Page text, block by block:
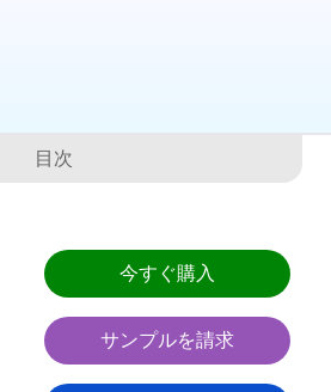
目次
今すぐ購入
サンプルを請求